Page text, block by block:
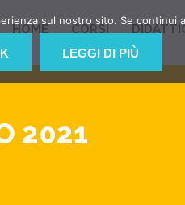
HOME CORSI
2021
sul nostro sito. Se
LEGGI DI PIÙ